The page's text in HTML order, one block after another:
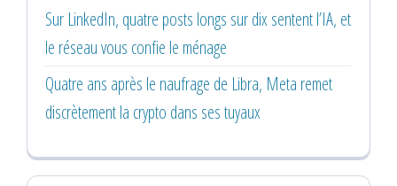
Sur LinkedIn, quatre posts longs sur dix sentent l’IA, et
le réseau vous confie le ménage
Quatre ans après le naufrage de Libra, Meta remet
discrètement la crypto dans ses tuyaux